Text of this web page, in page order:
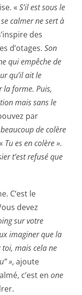
« S’il est sous le
calmer ne sert à
des
d’otages. Son
qui empêche de
qu’il ait le
la forme. Puis,
mais sans le
par
de colère
Tu es en colère ».
t’est refusé que
C’est le
devez
sur votre
imaginer que la
mais cela ne
», ajoute
c’est en one